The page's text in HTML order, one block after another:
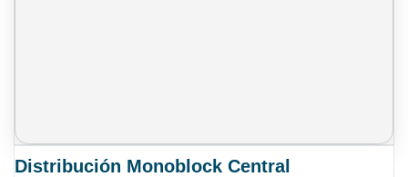
Distribución Monoblock Central